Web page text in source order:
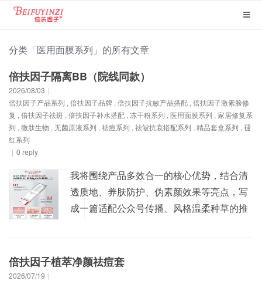
分类「医用面膜系列」的所有文章
倍扶因子隔离BB（院线同款）
2026/08/03 |
倍扶因子产品系列 , 倍扶因子品牌 , 倍扶因子抗敏产品搭配 , 倍扶因子激素脸修
复 , 倍扶因子祛斑 , 倍扶因子补水搭配 , 冻干粉系列 , 医用面膜系列 , 家居修复系
列 , 微肽生物 , 无菌原液系列 , 祛痘系列 , 祛皱抗衰搭配系列 , 精品套盒系列 , 褪
红系列
| 0 reply
我将围绕产品多效合一的核心优势，结合清
透质地、养肤防护、伪素颜效果等亮点，写
成一篇适配公众号传播、风格温柔种草的推
痛点！ 日常出门不想层层叠叠涂防晒、隔
倍扶因子植萃净颜祛痘套
2026/07/19 |